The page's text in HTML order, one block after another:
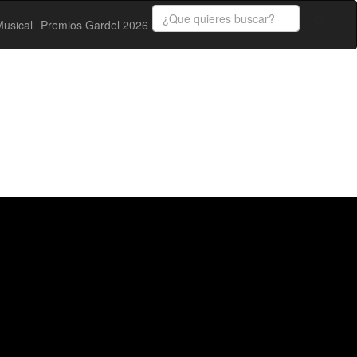
Premios Gardel 2026